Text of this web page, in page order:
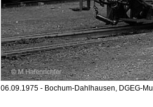
06.09.1975 - Bochum-Dahlhausen, DGEG-